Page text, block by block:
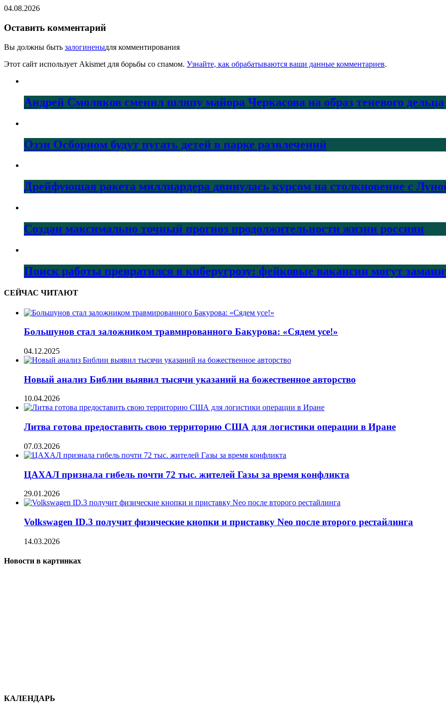
04.08.2026
Оставить комментарий
Вы должны быть залогиненыдля комментирования
Этот сайт использует Akismet для борьбы со спамом. Узнайте, как обрабатываются ваши данные комментариев.
Андрей Смоляков сменил шляпу майора Черкасова на образ теневого дельца
Оззи Осборном будут пугать детей в парке развлечений
Дрейфующая ракета миллиардера двинулась курсом на столкновение с
Создан максимально точный прогноз продолжительности жизни россиян
Поиск работы превратился в киберугрозу: фейковые вакансии могут
СЕЙЧАС ЧИТАЮТ
Большунов стал заложником травмированного Бакурова: «Сядем усе!»
04.12.2025
Новый анализ Библии выявил тысячи указаний на божественное авторство
10.04.2026
Литва готова предоставить свою территорию США для логистики операции в Иране
07.03.2026
ЦАХАЛ признала гибель почти 72 тыс. жителей Газы за время конфликта
29.01.2026
Volkswagen ID.3 получит физические кнопки и приставку Neo после второго рестайлинга
14.03.2026
Новости в картинках
КАЛЕНДАРЬ